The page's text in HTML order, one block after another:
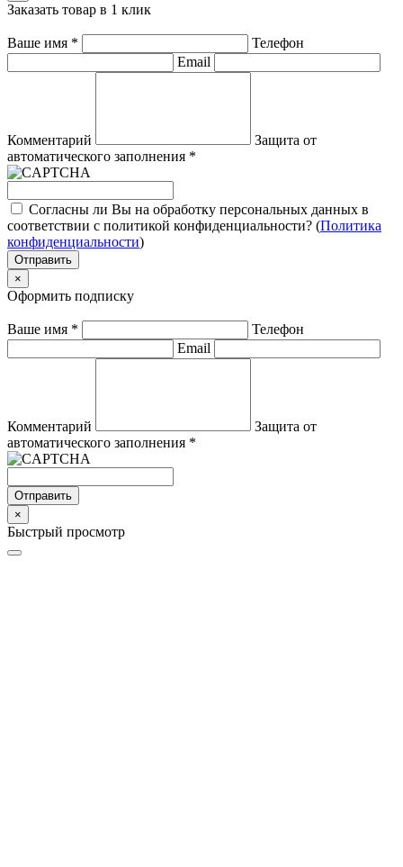
Заказать товар в 1 клик
Ваше имя *
Телефон
Email
Комментарий
Защита от
автоматического заполнения *
Согласны ли Вы на обработку персональных данных в
соответствии с политикой конфиденциальности? (Политика
конфиденциальности)
Отправить
×
Оформить подписку
Ваше имя *
Телефон
Email
Комментарий
Защита от
автоматического заполнения *
Отправить
×
Быстрый просмотр